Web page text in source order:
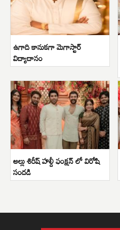
ఉగాది కానుకగా మెగాస్టార్
విద్యాదానం
అల్లు శిరీష్ హల్దీ ఫంక్షన్ లో విరోషి
సందడి